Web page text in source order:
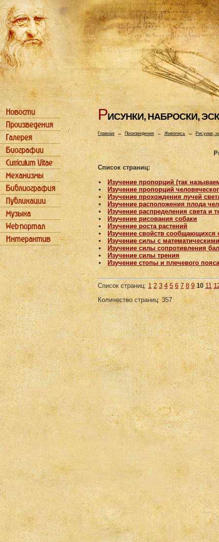
РИСУHКИ, HАБРОСКИ,
Главная→ Произведения → Живопись → Рисунки,
Список страниц:
Изучение пропорций (так
Изучение пропорций
Изучение прохождения лучей
Изучение расположения плода
Изучение распределения света и
Изучение рисования собаки
Изучение роста растений
Изучение свойств сообщающихся
Изучение силы с
Изучение силы сопротивления
Изучение силы трения
Изучение стопы и плечевого
Список страниц: 1 2 3 4 5 6 7 8 9 10 11
Количество страниц: 357